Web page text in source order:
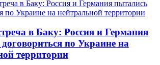
в Баку: Россия и Германия
по Украине на
территории